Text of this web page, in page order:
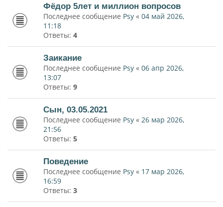
Фёдор 5лет и миллион вопросов
Последнее сообщение Psy « 04 май 2026,
11:18
Ответы: 4
Заикание
Последнее сообщение Psy « 06 апр 2026,
13:07
Ответы: 9
Сын, 03.05.2021
Последнее сообщение Psy « 26 мар 2026,
21:56
Ответы: 5
Поведение
Последнее сообщение Psy « 17 мар 2026,
16:59
Ответы: 3